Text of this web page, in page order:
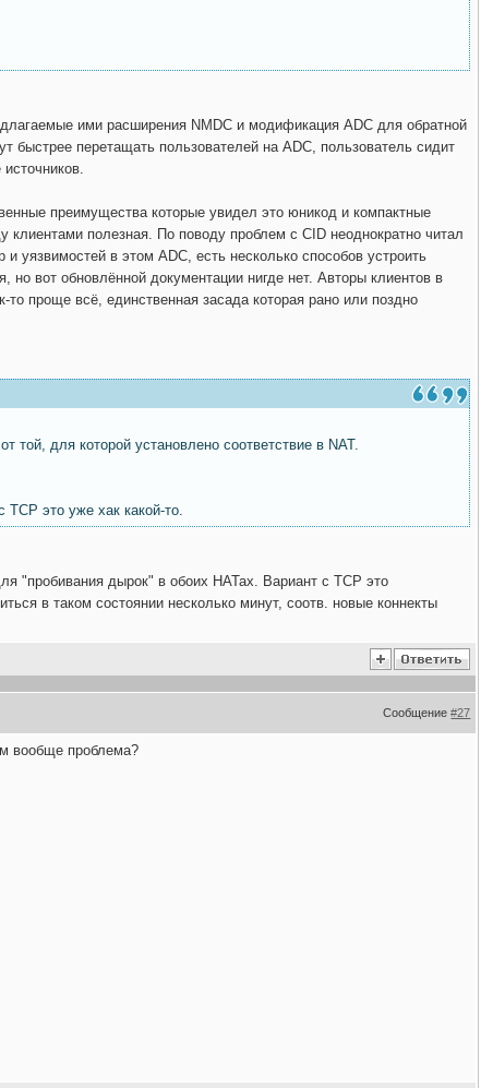
ими расширения NMDC и модификация ADC для обратной
перетащать пользователей на ADC, пользователь сидит
преимущества которые увидел это юникод и компактные
полезная. По поводу проблем с CID неоднократно читал
уязвимостей в этом ADC, есть несколько способов устроить
вот обновлённой документации нигде нет. Авторы клиентов в
проще всё, единственная засада которая рано или поздно
той, для которой установлено соответствие в NAT.
это уже хак какой-то.
"пробивания дырок" в обоих НАТах. Вариант с TCP это
в таком состоянии несколько минут, соотв. новые коннекты
Сообщение#27
вообще проблема?